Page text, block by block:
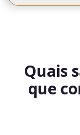
Quais
que